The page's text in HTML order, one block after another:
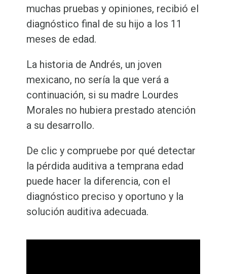
muchas pruebas y opiniones, recibió el
diagnóstico final de su hijo a los 11
meses de edad.
La historia de Andrés, un joven
mexicano, no sería la que verá a
continuación, si su madre Lourdes
Morales no hubiera prestado atención
a su desarrollo.
De clic y compruebe por qué detectar
la pérdida auditiva a temprana edad
puede hacer la diferencia, con el
diagnóstico preciso y oportuno y la
solución auditiva adecuada.